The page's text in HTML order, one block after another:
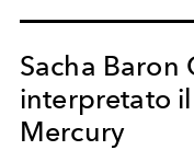
Sacha Baron
interpretato
Mercury